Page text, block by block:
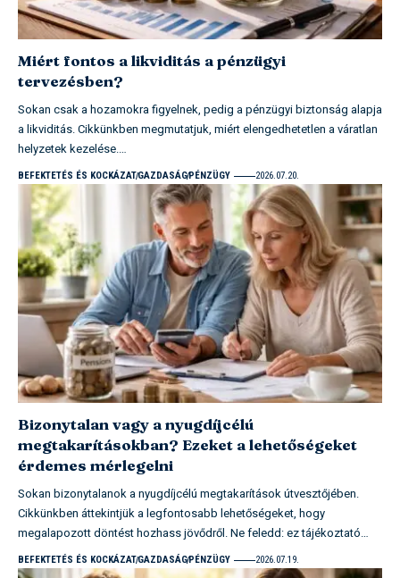
Miért fontos a likviditás a pénzügyi
tervezésben?
Sokan csak a hozamokra figyelnek, pedig a pénzügyi biztonság alapja
a likviditás. Cikkünkben megmutatjuk, miért elengedhetetlen a váratlan
helyzetek kezelése.…
BEFEKTETÉS ÉS KOCKÁZATGAZDASÁGPÉNZÜGY 2026.07.20.
Bizonytalan vagy a nyugdíjcélú
megtakarításokban? Ezeket a lehetőségeket
érdemes mérlegelni
Sokan bizonytalanok a nyugdíjcélú megtakarítások útvesztőjében.
Cikkünkben áttekintjük a legfontosabb lehetőségeket, hogy
megalapozott döntést hozhass jövődről. Ne feledd: ez tájékoztató…
BEFEKTETÉS ÉS KOCKÁZATGAZDASÁGPÉNZÜGY 2026.07.19.